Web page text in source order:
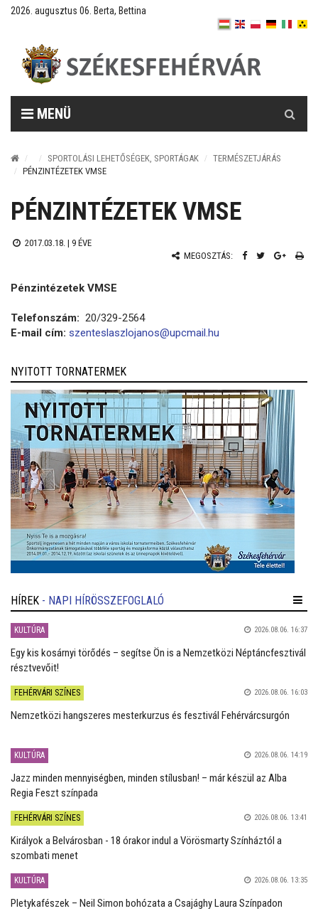
2026. augusztus 06. Berta, Bettina
MENÜ
SPORTOLÁSI LEHETŐSÉGEK, SPORTÁGAK
TERMÉSZETJÁRÁS
PÉNZINTÉZETEK VMSE
PÉNZINTÉZETEK VMSE
2017.03.18. | 9 ÉVE
MEGOSZTÁS:
Pénzintézetek VMSE
Telefonszám: 20/329-2564
E-mail cím: szenteslaszlojanos@upcmail.hu
NYITOTT TORNATERMEK
HÍREK - NAPI HÍRÖSSZEFOGLALÓ
KULTÚRA 2026.08.06. 16:37
Egy kis kosárnyi törődés – segítse Ön is a Nemzetközi Néptáncfesztivál
résztvevőit!
FEHÉRVÁRI SZÍNES 2026.08.06. 16:03
Nemzetközi hangszeres mesterkurzus és fesztivál Fehérvárcsurgón
KULTÚRA 2026.08.06. 14:19
Jazz minden mennyiségben, minden stílusban! – már készül az Alba
Regia Feszt színpada
FEHÉRVÁRI SZÍNES 2026.08.06. 13:41
Királyok a Belvárosban - 18 órakor indul a Vörösmarty Színháztól a
szombati menet
KULTÚRA 2026.08.06. 13:35
Pletykafészek – Neil Simon bohózata a Csajághy Laura Színpadon